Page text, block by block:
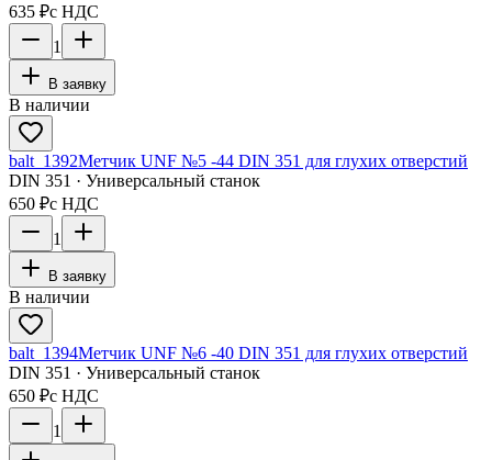
635 ₽с НДС
1
В заявку
В наличии
balt_1392Метчик UNF №5 -44 DIN 351 для глухих отверстий
DIN 351 · Универсальный станок
650 ₽с НДС
1
В заявку
В наличии
balt_1394Метчик UNF №6 -40 DIN 351 для глухих отверстий
DIN 351 · Универсальный станок
650 ₽с НДС
1